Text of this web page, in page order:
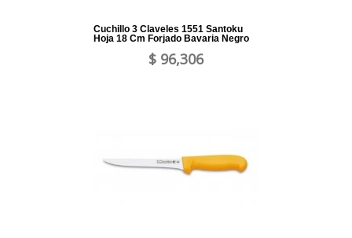
Cuchillo 3 Claveles 1551 Santoku
Hoja 18 Cm Forjado Bavaria Negro
$ 96,306